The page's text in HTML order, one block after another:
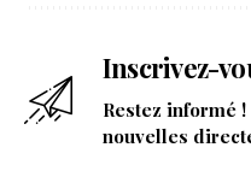
Inscrivez-
Restez informé
nouvelles